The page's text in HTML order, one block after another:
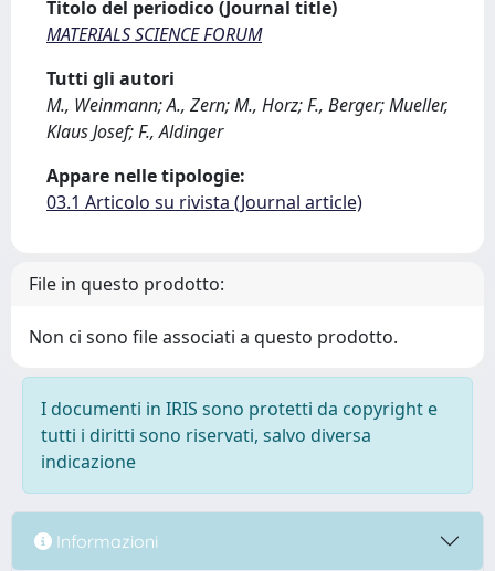
Titolo del periodico (Journal title)
MATERIALS SCIENCE FORUM
Tutti gli autori
M., Weinmann; A., Zern; M., Horz; F., Berger; Mueller,
Klaus Josef; F., Aldinger
Appare nelle tipologie:
03.1 Articolo su rivista (Journal article)
File in questo prodotto:
Non ci sono file associati a questo prodotto.
I documenti in IRIS sono protetti da copyright e
tutti i diritti sono riservati, salvo diversa
indicazione
Informazioni